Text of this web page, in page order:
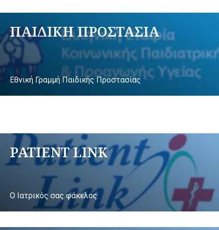
ΠΑΙΔΙΚΗ ΠΡΟΣΤΑΣΙΑ
Εθνική Γραμμή Παιδικής Προστασίας
PATIENT LINK
Ο Ιατρικός σας φάκελος